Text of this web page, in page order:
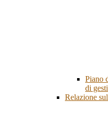
Piano
di
Relazione